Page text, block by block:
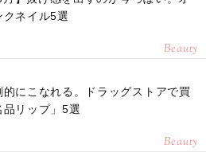
クネイル5選
Beauty
的にこなれる。ドラッグストアで買
品リップ」5選
Beauty